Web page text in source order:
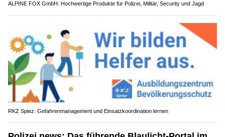
ALPINE FOX GmbH: Hochwertige Produkte für Polizei, Militär, Security und Jagd
RKZ Spiez: Gefahrenmanagement und Einsatzkoordination lernen